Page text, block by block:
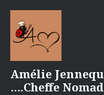
contenu
Amélie
….Cheffe